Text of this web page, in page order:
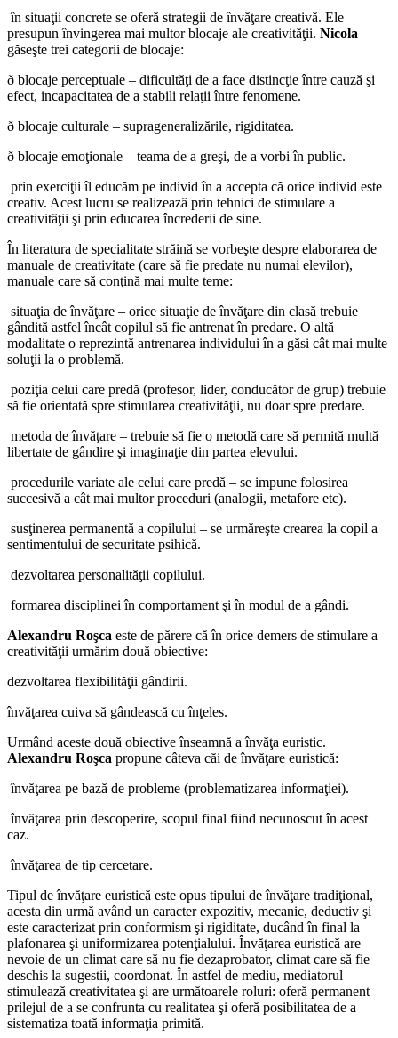
­ în situaţii concrete se oferă strategii de învăţare creativă. Ele
presupun învingerea mai multor blocaje ale creativităţii. Nicola
găseşte trei categorii de blocaje:
ð blocaje perceptuale – dificultăţi de a face distincţie între cauză şi
efect, incapacitatea de a stabili relaţii între fenomene.
ð blocaje culturale – suprageneralizările, rigiditatea.
ð blocaje emoţionale – teama de a greşi, de a vorbi în public.
­ prin exerciţii îl educăm pe individ în a accepta că orice individ este
creativ. Acest lucru se realizează prin tehnici de stimulare a
creativităţii şi prin educarea încrederii de sine.
În literatura de specialitate străină se vorbeşte despre elaborarea de
manuale de creativitate (care să fie predate nu numai elevilor),
manuale care să conţină mai multe teme:
­ situaţia de învăţare – orice situaţie de învăţare din clasă trebuie
gândită astfel încât copilul să fie antrenat în predare. O altă
modalitate o reprezintă antrenarea individului în a găsi cât mai multe
soluţii la o problemă.
­ poziţia celui care predă (profesor, lider, conducător de grup) trebuie
să fie orientată spre stimularea creativităţii, nu doar spre predare.
­ metoda de învăţare – trebuie să fie o metodă care să permită multă
libertate de gândire şi imaginaţie din partea elevului.
­ procedurile variate ale celui care predă – se impune folosirea
succesivă a cât mai multor proceduri (analogii, metafore etc).
­ susţinerea permanentă a copilului – se urmăreşte crearea la copil a
sentimentului de securitate psihică.
­ dezvoltarea personalităţii copilului.
­ formarea disciplinei în comportament şi în modul de a gândi.
Alexandru Roşca este de părere că în orice demers de stimulare a
creativităţii urmărim două obiective:
dezvoltarea flexibilităţii gândirii.
învăţarea cuiva să gândească cu înţeles.
Urmând aceste două obiective înseamnă a învăţa euristic.
Alexandru Roşca propune câteva căi de învăţare euristică:
­ învăţarea pe bază de probleme (problematizarea informaţiei).
­ învăţarea prin descoperire, scopul final fiind necunoscut în acest
caz.
­ învăţarea de tip cercetare.
Tipul de învăţare euristică este opus tipului de învăţare tradiţional,
acesta din urmă având un caracter expozitiv, mecanic, deductiv şi
este caracterizat prin conformism şi rigiditate, ducând în final la
plafonarea şi uniformizarea potenţialului. Învăţarea euristică are
nevoie de un climat care să nu fie dezaprobator, climat care să fie
deschis la sugestii, coordonat. În astfel de mediu, mediatorul
stimulează creativitatea şi are următoarele roluri: oferă permanent
prilejul de a se confrunta cu realitatea şi oferă posibilitatea de a
sistematiza toată informaţia primită.